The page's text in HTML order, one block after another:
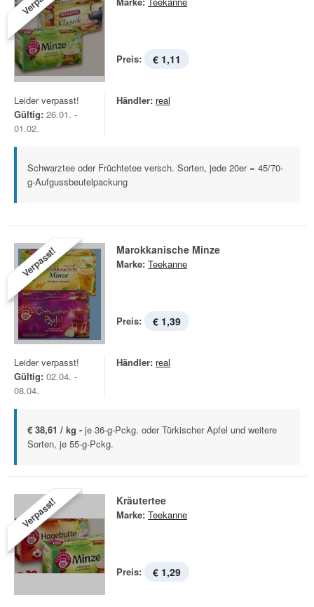
Preis: € 1,11
Leider verpasst!
Gültig: 26.01. -
01.02.
Händler: real
Schwarztee oder Früchtetee versch. Sorten, jede 20er = 45/70-
g-Aufgussbeutelpackung
Verpasst! Marokkanische Minze
Marke: Teekanne
Preis: € 1,39
Leider verpasst!
Gültig: 02.04. -
08.04.
Händler: real
€ 38,61 / kg - je 36-g-Pckg. oder Türkischer Apfel und weitere
Sorten, je 55-g-Pckg.
Verpasst! Kräutertee
Marke: Teekanne
Preis: € 1,29